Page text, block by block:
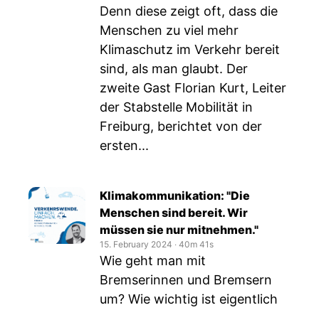
Denn diese zeigt oft, dass die
Menschen zu viel mehr
Klimaschutz im Verkehr bereit
sind, als man glaubt. Der
zweite Gast Florian Kurt, Leiter
der Stabstelle Mobilität in
Freiburg, berichtet von der
ersten...
Klimakommunikation: "Die
Menschen sind bereit. Wir
müssen sie nur mitnehmen."
15. February 2024 ‧ 40m 41s
Wie geht man mit
Bremserinnen und Bremsern
um? Wie wichtig ist eigentlich